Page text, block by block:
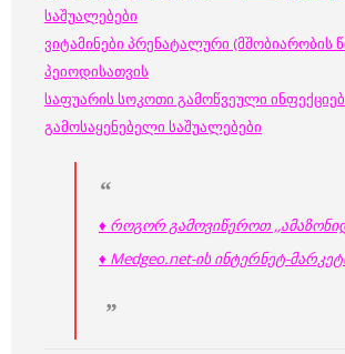
საშუალებები
ვიტამინები პრენატალური (მშობიარობის
პეიოდისათვის
საფუარის სოკოთი გამოწვეული
გამოსაყენებელი საშუალებები
♦ როგორ გამოვიწეროთ
♦ Medgeo.net-ის ინტერნეტ-